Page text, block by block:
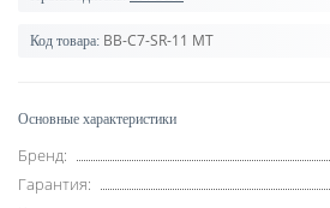
Код товара: BB-C7-SR-11 MT
Основные характеристики
Бренд:
Гарантия: